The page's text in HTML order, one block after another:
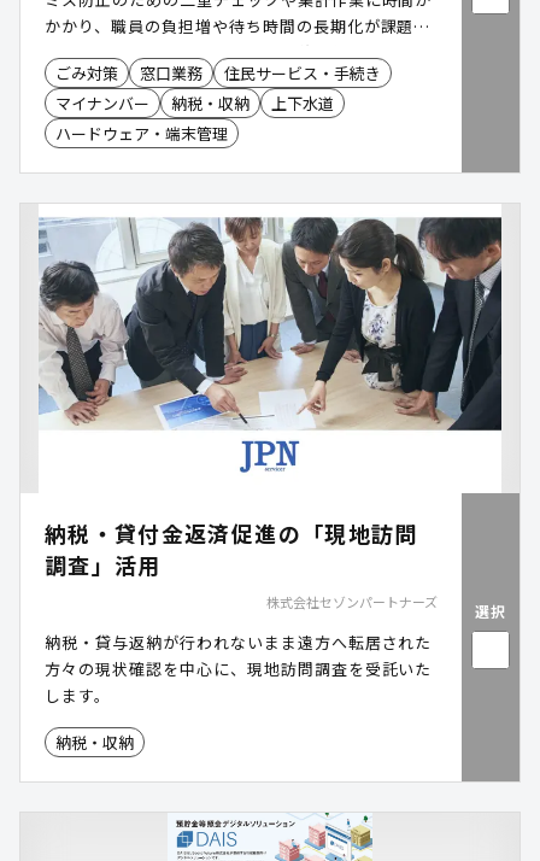
かかり、職員の負担増や待ち時間の長期化が課題で
す。ビジコムのPOSレジは、自動釣り銭機やキャッ
シュレス決済、データ連携により、会計業務の効率
化と正確性向上を実現し、窓口業務の負担軽減と住
民サービス向上に貢献します。
ごみ対策 窓口業務
住民サービス・手続き
マイナンバー
納税・収納
上下水道
ハードウェア・端末管理
納税・貸付金返済促進の「現地訪問
調査」活用
株式会社セゾンパートナーズ
納税・貸与返納が行われないまま遠方へ転居された
方々の現状確認を中心に、現地訪問調査を受託いた
します。
納税・収納
選択